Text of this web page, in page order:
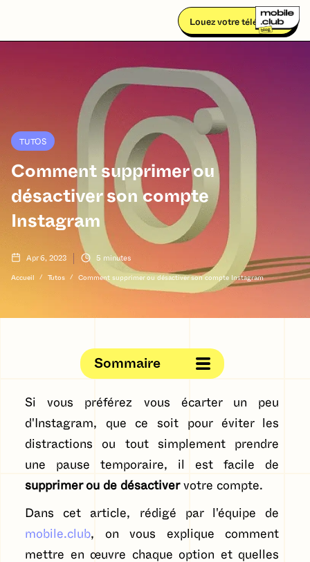
Louez votre téléphone
TUTOS
Comment supprimer ou
désactiver son compte
Instagram
Apr 6, 2023 5 minutes
Accueil / Tutos / Comment supprimer ou désactiver son compte Instagram
Sommaire
Si vous préférez vous écarter un peu
d'Instagram, que ce soit pour éviter les
distractions ou tout simplement prendre
une pause temporaire, il est facile de
supprimer ou de désactivervotre compte.
Dans cet article, rédigé par l'équipe de
mobile.club, on vous explique comment
mettre en œuvre chaque option et quelles